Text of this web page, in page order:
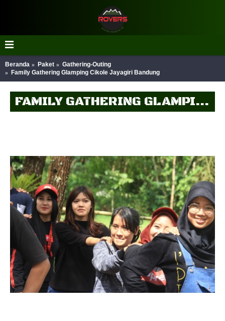
Beranda Paket
Gathering-Outing
Family Gathering Glamping Cikole Jayagiri Bandung
FAMILY GATHERING GLAMPING CIKOLE JAYAGIRI BANDUNG